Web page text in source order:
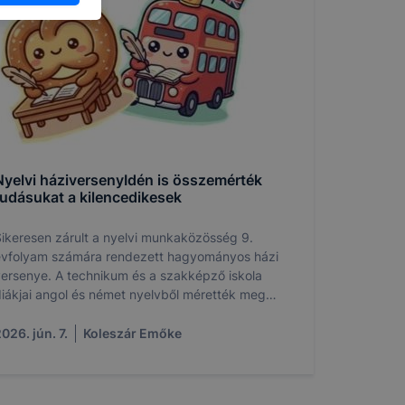
háziversenyIdén is összemérték
a kilencedikesek
zárult a nyelvi munkaközösség 9.
számára rendezett hagyományos házi
A technikum és a szakképző iskola
angol és német nyelvből mérették meg
jún. 7. Koleszár Emőke
a
a
elfogadja
hogy
a